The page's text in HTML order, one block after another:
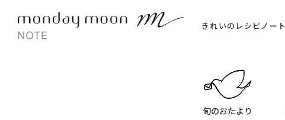
きれいのレシピノート
旬のおたより